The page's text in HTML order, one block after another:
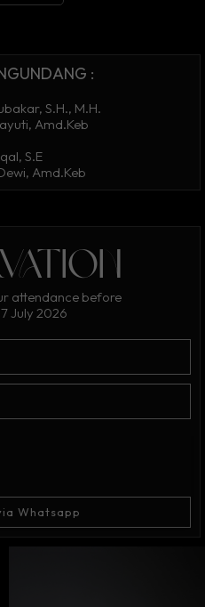
:
S.H., M.H.
Amd.Keb
S.E
Amd.Keb
attendance before
July 2026
Whatsapp